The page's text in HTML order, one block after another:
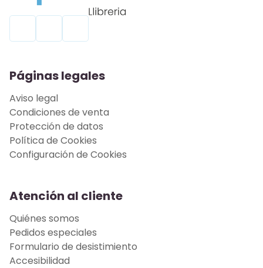
Páginas legales
Aviso legal
Condiciones de venta
Protección de datos
Política de Cookies
Configuración de Cookies
Atención al cliente
Quiénes somos
Pedidos especiales
Formulario de desistimiento
Accesibilidad